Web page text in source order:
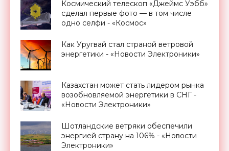
Космический телескоп «Джеймс Уэбб»
сделал первые фото — в том числе
одно селфи - «Космос»
Как Уругвай стал страной ветровой
энергетики - «Новости Электроники»
Казахстан может стать лидером рынка
возобновляемой энергетики в СНГ -
«Новости Электроники»
Шотландские ветряки обеспечили
энергией страну на 106% - «Новости
Электроники»